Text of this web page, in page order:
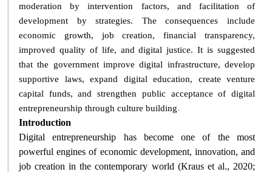
moderation by intervention factors, and facilitation of
development by strategies. The consequences include
economic growth, job creation, financial transparency,
improved quality of life, and digital justice. It is suggested
that the government improve digital infrastructure, develop
supportive laws, expand digital education, create venture
capital funds, and strengthen public acceptance of digital
entrepreneurship through culture building.
Introduction
Digital entrepreneurship has become one of the most
powerful engines of economic development, innovation, and
job creation in the contemporary world (Kraus et al., 2020;